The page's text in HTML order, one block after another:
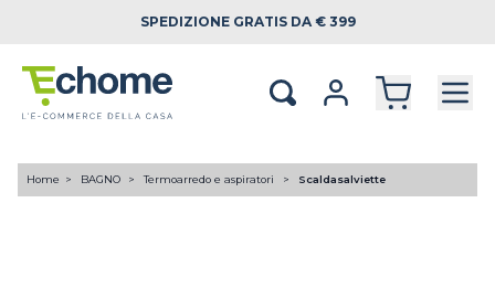
SPEDIZIONE GRATIS DA € 399
Home BAGNO Termoarredo e aspiratori Scaldasalviette